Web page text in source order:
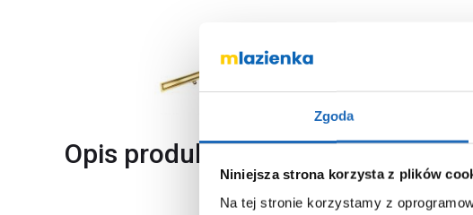
Zgoda
Niniejsza strona korzysta z plików
Na tej stronie korzystamy z
Opis produktu